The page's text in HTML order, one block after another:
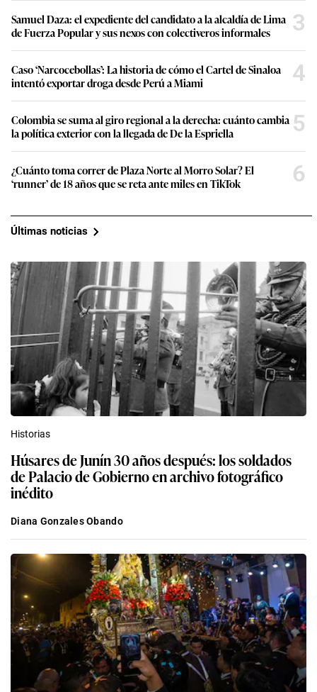
Samuel Daza: el expediente del candidato a la alcaldía de Lima
de Fuerza Popular y sus nexos con colectiveros informales
3
Caso ‘Narcocebollas’: La historia de cómo el Cartel de Sinaloa
intentó exportar droga desde Perú a Miami
4
Colombia se suma al giro regional a la derecha: cuánto cambia
la política exterior con la llegada de De la Espriella
5
¿Cuánto toma correr de Plaza Norte al Morro Solar? El
‘runner’ de 18 años que se reta ante miles en TikTok
6
Últimas noticias
Historias
Húsares de Junín 30 años después: los soldados
de Palacio de Gobierno en archivo fotográfico
inédito
Diana Gonzales Obando